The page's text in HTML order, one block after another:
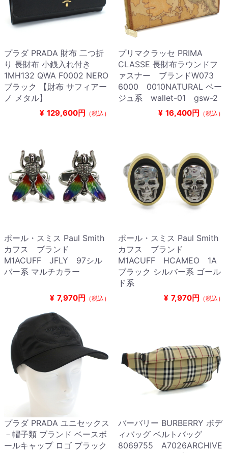
プラダ PRADA 財布 二つ折
り 長財布 小銭入れ付き
1MH132 QWA F0002 NERO
ブラック 【財布 サフィアー
ノ メタル】
¥ 129,600円 （税込）
プリマクラッセ PRIMA
CLASSE 長財布ラウンドフ
ァスナー ブランドW073
6000 0010NATURAL ベー
ジュ系 wallet-01 gsw-2
¥ 16,400円 （税込）
ポール・スミス Paul Smith
カフス ブランド
M1ACUFF JFLY 97シル
バー系 マルチカラー
¥ 7,970円 （税込）
ポール・スミス Paul Smith
カフス ブランド
M1ACUFF HCAMEO 1A
ブラック シルバー系 ゴール
ド系
¥ 7,970円 （税込）
プラダ PRADA ユニセックス
－帽子類 ブランド ベースボ
ールキャップ ロゴ ブラック
バーバリー BURBERRY ボデ
ィバッグ ベルトバッグ
8069755 A7026ARCHIVE